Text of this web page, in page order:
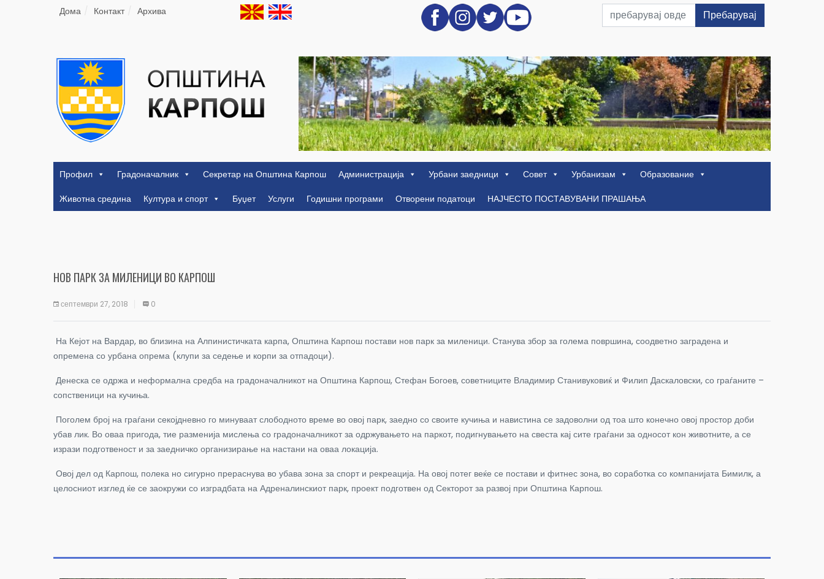
Дома Контакт Архива Пребарувај
Профил Градоначалник Секретар на Општина Карпош Администрација Урбани заедници Совет Урбанизам
Образование
Животна средина
Култура и спорт Буџет Услуги Годишни програми Отворени податоци НАЈЧЕСТО ПОСТАВУВАНИ ПРАШАЊА
НОВ ПАРК ЗА МИЛЕНИЦИ ВО КАРПОШ
септември 27, 2018 0
На Кејот на Вардар, во близина на Алпинистичката карпа, Општина Карпош постави нов парк за миленици. Станува збор за голема површина, соодветно заградена и
опремена со урбана опрема (клупи за седење и корпи за отпадоци).
Денеска се одржа и неформална средба на градоначалникот на Општина Карпош, Стефан Богоев, советниците Владимир Станивуковиќ и Филип Даскаловски, со граѓаните –
сопственици на кучиња.
Поголем број на граѓани секојдневно го минуваат слободното време во овој парк, заедно со своите кучиња и навистина се задоволни од тоа што конечно овој простор доби
убав лик. Во оваа пригода, тие разменија мислења со градоначалникот за одржувањето на паркот, подигнувањето на свеста кај сите граѓани за односот кон животните, а се
изрази подготвеност и за заедничко организирање на настани на оваа локација.
Овој дел од Карпош, полека но сигурно прераснува во убава зона за спорт и рекреација. На овој потег веќе се постави и фитнес зона, во соработка со компанијата Бимилк, а
целосниот изглед ќе се заокружи со изградбата на Адреналинскиот парк, проект подготвен од Секторот за развој при Општина Карпош.